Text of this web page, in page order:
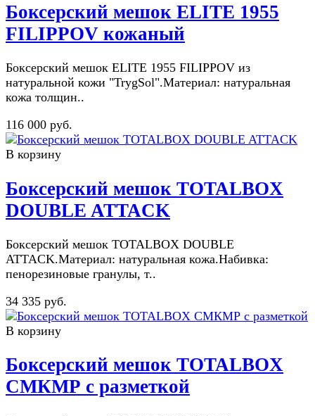
Боксерский мешок ELITE 1955
FILIPPOV кожаный
Боксерский мешок ELITE 1955 FILIPPOV из
натуральной кожи "TrygSol".Материал: натуральная
кожа толщин..
116 000 руб.
В корзину
Боксерский мешок TOTALBOX
DOUBLE ATTACK
Боксерский мешок TOTALBOX DOUBLE
ATTACK.Материал: натуральная кожа.Набивка:
пенорезиновые гранулы, т..
34 335 руб.
В корзину
Боксерский мешок TOTALBOX
СМКМР с разметкой